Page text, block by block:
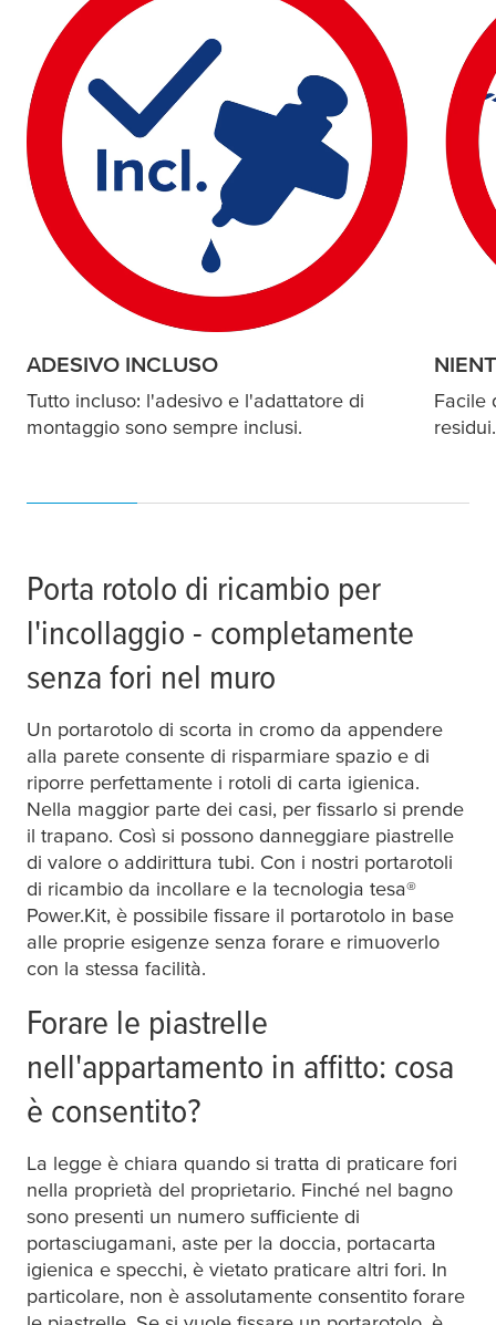
ADESIVO INCLUSO
Tutto incluso: l'adesivo e l'adattatore di
montaggio sono sempre inclusi.
Facile
Porta rotolo di ricambio per
l'incollaggio - completamente
senza fori nel muro
Un portarotolo di scorta in cromo da appendere
alla parete consente di risparmiare spazio e di
riporre perfettamente i rotoli di carta igienica.
Nella maggior parte dei casi, per fissarlo si prende
il trapano. Così si possono danneggiare piastrelle
di valore o addirittura tubi. Con i nostri portarotoli
di ricambio da incollare e la tecnologia tesa®
Power.Kit, è possibile fissare il portarotolo in base
alle proprie esigenze senza forare e rimuoverlo
con la stessa facilità.
Forare le piastrelle
nell'appartamento in affitto: cosa
è consentito?
La legge è chiara quando si tratta di praticare fori
nella proprietà del proprietario. Finché nel bagno
sono presenti un numero sufficiente di
portasciugamani, aste per la doccia, portacarta
igienica e specchi, è vietato praticare altri fori. In
particolare, non è assolutamente consentito forare